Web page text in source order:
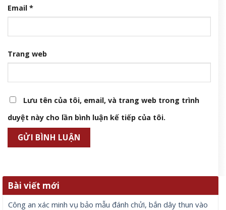
Email *
Trang web
Lưu tên của tôi, email, và trang web trong trình
duyệt này cho lần bình luận kế tiếp của tôi.
Bài viết mới
Công an xác minh vụ bảo mẫu đánh chửi, bắn dây thun vào